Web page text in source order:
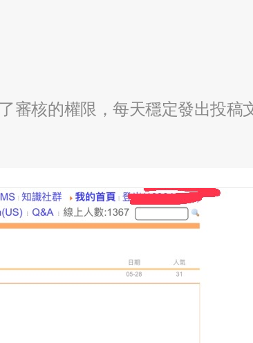
審核的權限，每天穩定發出投稿